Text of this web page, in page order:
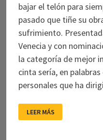
bajar el telón para
pasado que tiñe su
sufrimiento.
Venecia y con
la categoría de mejor
cinta sería, en
personales que ha
LA
VOZ
LEER MÁS